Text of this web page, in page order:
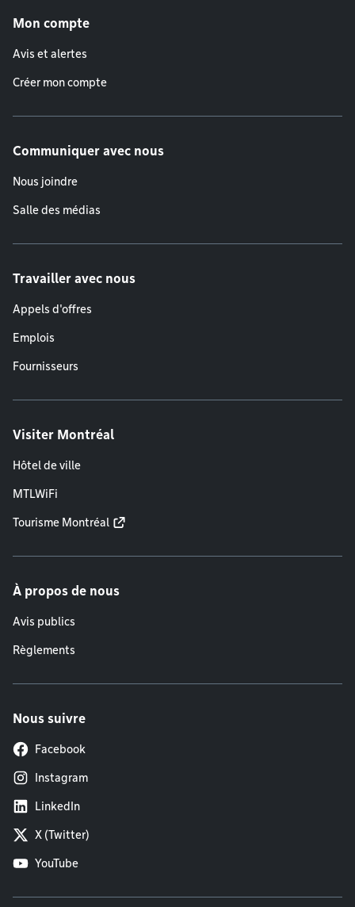
Mon compte
Avis et alertes
Créer mon compte
Communiquer avec nous
Nous joindre
Salle des médias
Travailler avec nous
Appels d'offres
Emplois
Fournisseurs
Visiter Montréal
Hôtel de ville
MTLWiFi
Tourisme Montréal
À propos de nous
Avis publics
Règlements
Nous suivre
Facebook
Instagram
LinkedIn
X (Twitter)
YouTube